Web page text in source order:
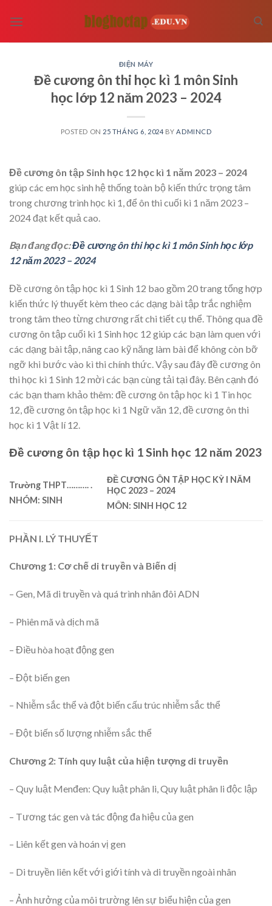
ĐIỆN MÁY
Đề cương ôn thi học kì 1 môn Sinh
học lớp 12 năm 2023 – 2024
POSTED ON 25 THÁNG 6, 2024 BY ADMINCD
Đề cương ôn tập Sinh học 12 học kì 1 năm 2023 – 2024
giúp các em học sinh hệ thống toàn bộ kiến thức trọng tâm
trong chương trình học kì 1, để ôn thi cuối kì 1 năm 2023 –
2024 đạt kết quả cao.
Bạn đang đọc:Đề cương ôn thi học kì 1 môn Sinh học lớp
12 năm 2023 – 2024
Đề cương ôn tập học kì 1 Sinh 12 bao gồm 20 trang tổng hợp
kiến thức lý thuyết kèm theo các dạng bài tập trắc nghiệm
trong tâm theo từng chương rất chi tiết cụ thể. Thông qua đề
cương ôn tập cuối kì 1 Sinh học 12 giúp các bạn làm quen với
các dạng bài tập, nâng cao kỹ năng làm bài để không còn bỡ
ngỡ khi bước vào kì thi chính thức. Vậy sau đây đề cương ôn
thi học kì 1 Sinh 12 mời các bạn cùng tải tại đây. Bên cạnh đó
các bạn tham khảo thêm: đề cương ôn tập học kì 1 Tin học
12, đề cương ôn tập học kì 1 Ngữ văn 12, đề cương ôn thi
học kì 1 Vật lí 12.
Đề cương ôn tập học kì 1 Sinh học 12 năm 2023
Trường THPT………. .
NHÓM: SINH
ĐỀ CƯƠNG ÔN TẬP HỌC KỲ I NĂM
HỌC 2023 – 2024
MÔN: SINH HỌC 12
PHẦN I. LÝ THUYẾT
Chương 1: Cơ chế di truyền và Biến dị
– Gen, Mã di truyền và quá trình nhân đôi ADN
– Phiên mã và dịch mã
– Điều hòa hoạt động gen
– Đột biến gen
– Nhiễm sắc thể và đột biến cấu trúc nhiễm sắc thể
– Đột biến số lượng nhiễm sắc thể
Chương 2: Tính quy luật của hiện tượng di truyền
– Quy luật Menđen: Quy luật phân li, Quy luật phân li độc lập
– Tương tác gen và tác động đa hiệu của gen
– Liên kết gen và hoán vị gen
– Di truyền liên kết với giới tính và di truyền ngoài nhân
– Ảnh hưởng của môi trường lên sự biểu hiện của gen